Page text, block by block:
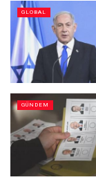
GLOBAL
GÜNDEM